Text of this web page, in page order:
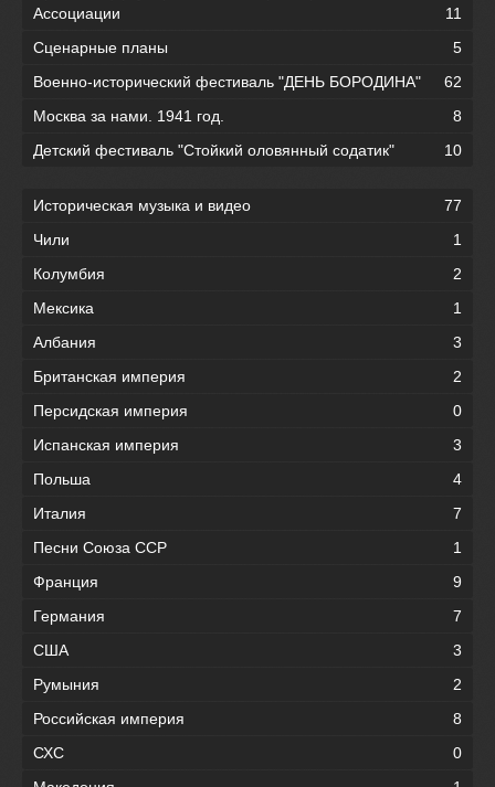
Ассоциации
11
Сценарные планы
5
Военно-исторический фестиваль "ДЕНЬ БОРОДИНА"
62
Москва за нами. 1941 год.
8
Детский фестиваль "Стойкий оловянный содатик"
10
Историческая музыка и видео
77
Чили
1
Колумбия
2
Мексика
1
Албания
3
Британская империя
2
Персидская империя
0
Испанская империя
3
Польша
4
Италия
7
Песни Союза ССР
1
Франция
9
Германия
7
США
3
Румыния
2
Российская империя
8
СХС
0